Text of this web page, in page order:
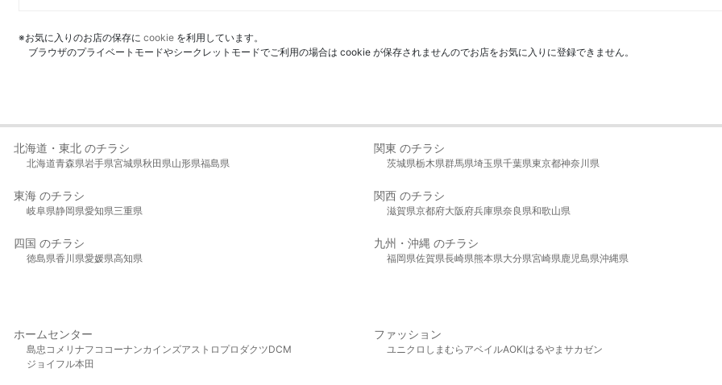
※お気に入りのお店の保存に cookie を利用しています。
ブラウザのプライベートモードやシークレットモードでご利用の場合は cookie が保存されませんのでお店をお気に入りに登録できません。
北海道・東北 のチラシ
北海道青森県岩手県宮城県秋田県山形県福島県
関東 のチラシ
茨城県栃木県群馬県埼玉県千葉県東京都神奈川県
東海 のチラシ
岐阜県静岡県愛知県三重県
関西 のチラシ
滋賀県京都府大阪府兵庫県奈良県和歌山県
四国 のチラシ
徳島県香川県愛媛県高知県
九州・沖縄 のチラシ
福岡県佐賀県長崎県熊本県大分県宮崎県鹿児島県沖縄県
ホームセンター
島忠 コメリ ナフコ コーナンカインズアストロプロダクツDCM
ジョイフル本田
ファッション
ユニクロ しまむら アベイルAOKIはるやま サカゼン